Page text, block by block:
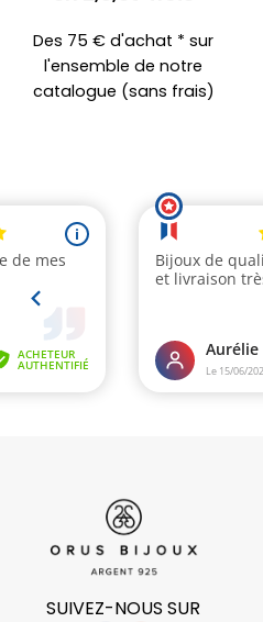
Des 75 € d'achat * sur
l'ensemble de notre
catalogue (sans frais)
SUIVEZ-NOUS SUR